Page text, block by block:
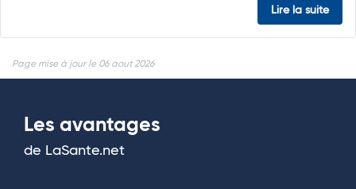
Lire la suite
Page mise à jour le 06 aout 2026
Les avantages
de LaSante.net